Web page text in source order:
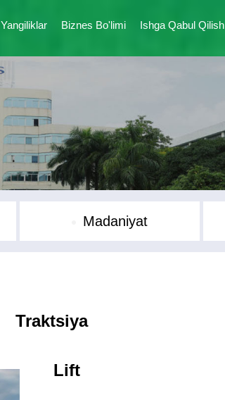
Yangiliklar Biznes Bo'limi Ishga Qabul Qilish
Madaniyat
Traktsiya
Lift